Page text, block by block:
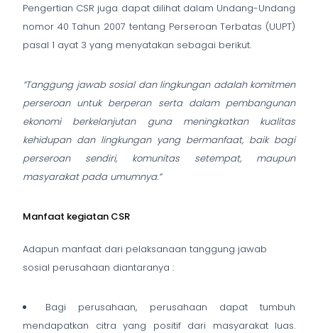
Pengertian CSR juga dapat dilihat dalam Undang-Undang
nomor 40 Tahun 2007 tentang Perseroan Terbatas (UUPT)
pasal 1 ayat 3 yang menyatakan sebagai berikut.
“Tanggung jawab sosial dan lingkungan adalah komitmen
perseroan untuk berperan serta dalam pembangunan
ekonomi berkelanjutan guna meningkatkan kualitas
kehidupan dan lingkungan yang bermanfaat, baik bagi
perseroan sendiri, komunitas setempat, maupun
masyarakat pada umumnya.”
Manfaat kegiatan CSR
Adapun manfaat dari pelaksanaan tanggung jawab
sosial perusahaan diantaranya :
Bagi perusahaan, perusahaan dapat tumbuh
mendapatkan citra yang positif dari masyarakat luas.